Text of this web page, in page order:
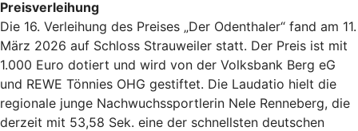
Preisverleihung
Die 16. Verleihung des Preises „Der Odenthaler“ fand am 11.
März 2026 auf Schloss Strauweiler statt. Der Preis ist mit
1.000 Euro dotiert und wird von der Volksbank Berg eG
und REWE Tönnies OHG gestiftet. Die Laudatio hielt die
regionale junge Nachwuchssportlerin Nele Renneberg, die
derzeit mit 53,58 Sek. eine der schnellsten deutschen